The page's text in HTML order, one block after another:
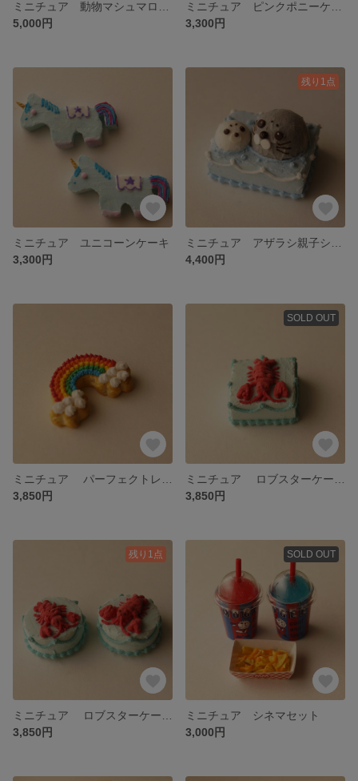
5,000円
3,300円
ミニチュア ユニコーンケーキ
3,300円
残り1点
4,400円
3,850円
SOLD OUT
3,850円
残り1点
3,850円
SOLD OUT
ミニチュア シネマセット
3,000円